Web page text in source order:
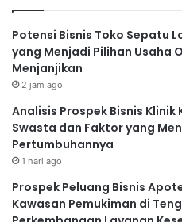
Potensi Bisnis Toko Sepatu
yang Menjadi Pilihan Usaha
Menjanjikan
2 jam ago
Analisis Prospek Bisnis Klinik
Swasta dan Faktor yang
Pertumbuhannya
1 hari ago
Prospek Peluang Bisnis
Kawasan Pemukiman di